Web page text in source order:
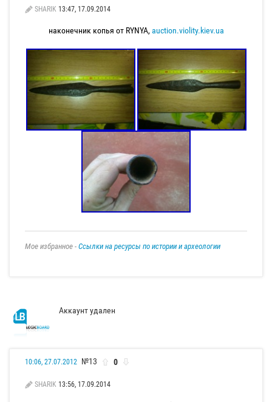
SHARIK 13:47, 17.09.2014
наконечник копья от RYNYA, auction.violity.kiev.ua
Мое избранное - Ссылки на ресурсы по истории и археологии
Аккаунт удален
10:06, 27.07.2012 №13 0
SHARIK 13:56, 17.09.2014